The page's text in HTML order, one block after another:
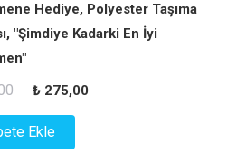
Hediye, Polyester Taşıma
"Şimdiye Kadarki En İyi
Orijinal
fiyat:
₺ 350,00.
₺ 275,00
Ekle